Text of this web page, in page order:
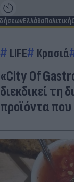
ΕλλάδαΠολιτική
LIFE Κρασιά
«City Of
διεκδικεί τη
προϊόντα